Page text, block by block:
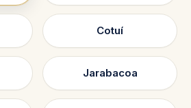
Cotuí
Jarabacoa